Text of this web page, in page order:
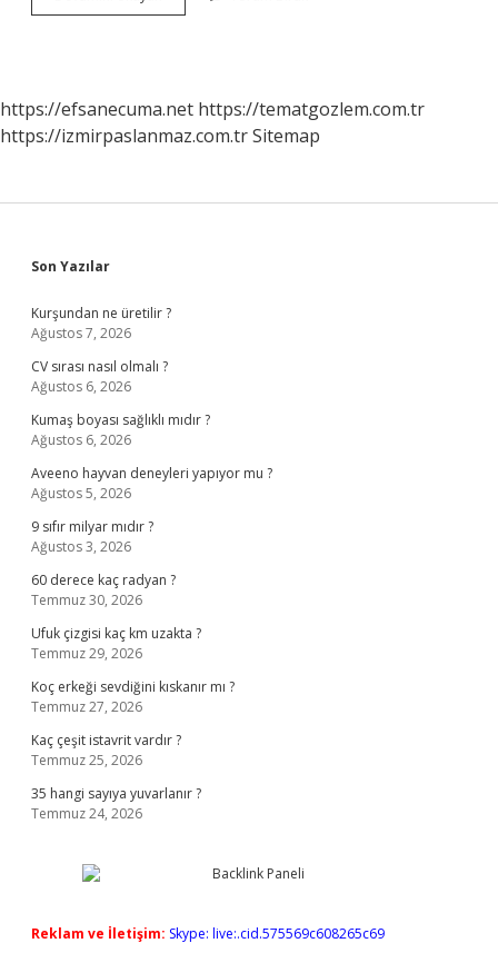
Kilo
Içi
https://efsanecuma.net https://tematgozlem.com.tr
https://izmirpaslanmaz.com.trSitemap
Sidebar
Son Yazılar
Kurşundan ne üretilir ?
Ağustos 7, 2026
CV sırası nasıl olmalı ?
Ağustos 6, 2026
Kumaş boyası sağlıklı mıdır ?
Ağustos 6, 2026
Aveeno hayvan deneyleri yapıyor mu ?
Ağustos 5, 2026
9 sıfır milyar mıdır ?
Ağustos 3, 2026
60 derece kaç radyan ?
Temmuz 30, 2026
Ufuk çizgisi kaç km uzakta ?
Temmuz 29, 2026
Koç erkeği sevdiğini kıskanır mı ?
Temmuz 27, 2026
Kaç çeşit istavrit vardır ?
Temmuz 25, 2026
35 hangi sayıya yuvarlanır ?
Temmuz 24, 2026
Reklam ve İletişim: Skype: live:.cid.575569c608265c69